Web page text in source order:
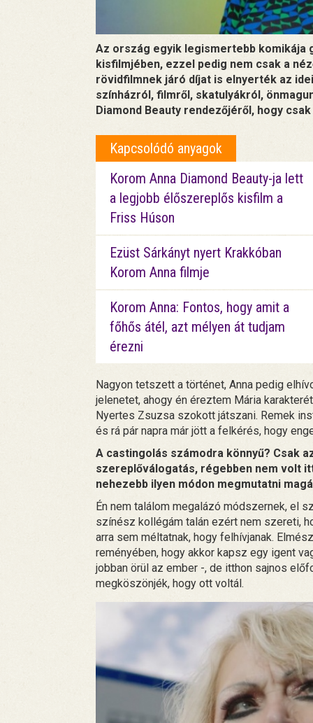
Az ország egyik legismertebb
kisfilmjében, ezzel pedig nem csak a
rövidfilmnek járó díjat is elnyerték az
színházról, filmről, skatulyákról,
Diamond Beauty rendezőjéről, hogy
Kapcsolódó anyagok
Korom Anna Diamond Beauty-ja lett
a legjobb élőszereplős kisfilm a
Friss Húson
Ezüst Sárkányt nyert Krakkóban
Korom Anna filmje
Korom Anna: Fontos, hogy amit a
főhős átél, azt mélyen át tudjam
érezni
Nagyon tetszett a történet, Anna pedig
jelenetet, ahogy én éreztem Mária
Nyertes Zsuzsa szokott játszani. Remek
és rá pár napra már jött a felkérés, hogy
A castingolás számodra könnyű? Csak
szereplőválogatás, régebben nem volt
nehezebb ilyen módon megmutatni
Én nem találom megalázó módszernek, el
színész kollégám talán ezért nem szereti,
arra sem méltatnak, hogy felhívjanak.
reményében, hogy akkor kapsz egy igent
jobban örül az ember -, de itthon sajnos
megköszönjék, hogy ott voltál.